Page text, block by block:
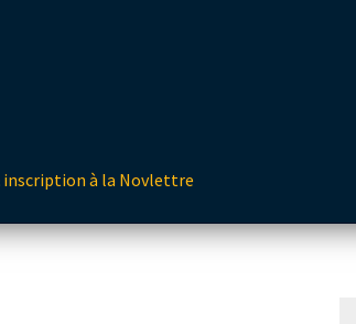
inscription à la Novlettre